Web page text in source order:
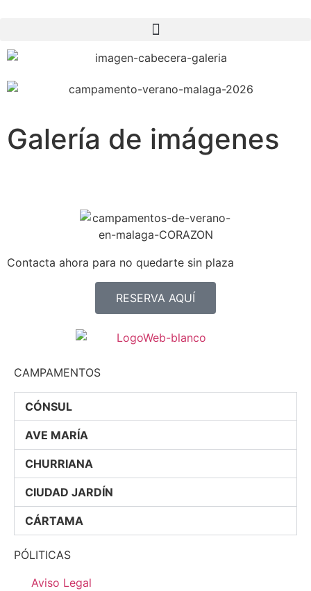
Galería de imágenes
Contacta ahora para no quedarte sin plaza
RESERVA AQUÍ
CAMPAMENTOS
CÓNSUL
AVE MARÍA
CHURRIANA
CIUDAD JARDÍN
CÁRTAMA
PÓLITICAS
Aviso Legal